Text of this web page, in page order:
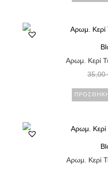
Αρωμ. Κερί
35,00
Αρωμ. Κερί